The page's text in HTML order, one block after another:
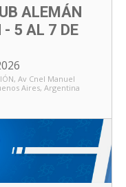
ALEMÁN
- 5 AL 7 DE
, Av Cnel Manuel
Aires, Argentina